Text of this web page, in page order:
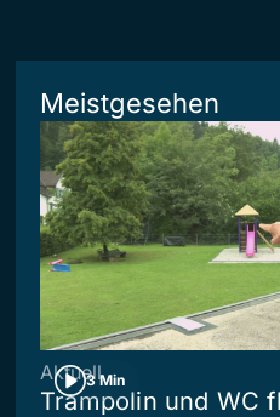
Meistgesehen
3 Min
Aktuell
Trampolin und WC